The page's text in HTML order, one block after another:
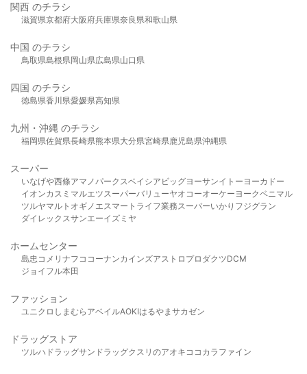
関西 のチラシ
滋賀県京都府大阪府兵庫県奈良県和歌山県
中国 のチラシ
鳥取県島根県岡山県広島県山口県
四国 のチラシ
徳島県香川県愛媛県高知県
九州・沖縄 のチラシ
福岡県佐賀県長崎県熊本県大分県宮崎県鹿児島県沖縄県
スーパー
いなげや西條アマノパークスベイシア ビッグヨーサンイトーヨーカドー
イオンカスミ マルエツスーパーバリューヤオコーオーケー ヨークベニマル
ツルヤマルト オギノ エスマート ライフ業務スーパーいかり フジグラン
ダイレックスサンエーイズミヤ
ホームセンター
島忠 コメリ ナフコ コーナンカインズアストロプロダクツDCM
ジョイフル本田
ファッション
ユニクロ しまむら アベイルAOKIはるやま サカゼン
ドラッグストア
ツルハドラッグサンドラッグクスリのアオキ ココカラファイン